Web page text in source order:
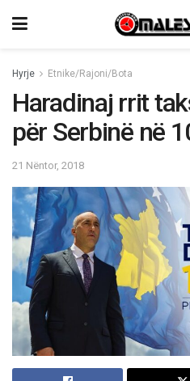
Hyrje Etnike/Rajoni/Bota
Haradinaj rrit
për Serbinë në
21 Nëntor, 2018